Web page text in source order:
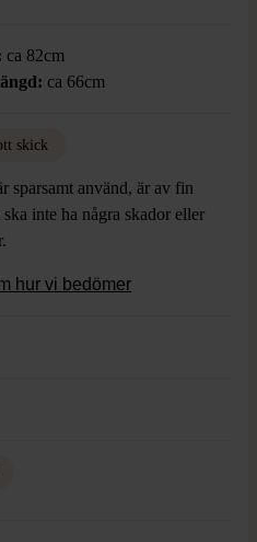
ca 82cm
ca 66cm
skick
sparsamt använd, är av fin
inte ha några skador eller
hur vi bedömer